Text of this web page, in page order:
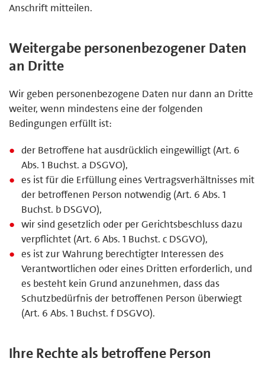
Anschrift mitteilen.
Weitergabe personenbezogener Daten
an Dritte
Wir geben personenbezogene Daten nur dann an Dritte
weiter, wenn mindestens eine der folgenden
Bedingungen erfüllt ist:
der Betroffene hat ausdrücklich eingewilligt (Art. 6
Abs. 1 Buchst. a DSGVO),
es ist für die Erfüllung eines Vertragsverhältnisses mit
der betroffenen Person notwendig (Art. 6 Abs. 1
Buchst. b DSGVO),
wir sind gesetzlich oder per Gerichtsbeschluss dazu
verpflichtet (Art. 6 Abs. 1 Buchst. c DSGVO),
es ist zur Wahrung berechtigter Interessen des
Verantwortlichen oder eines Dritten erforderlich, und
es besteht kein Grund anzunehmen, dass das
Schutzbedürfnis der betroffenen Person überwiegt
(Art. 6 Abs. 1 Buchst. f DSGVO).
Ihre Rechte als betroffene Person